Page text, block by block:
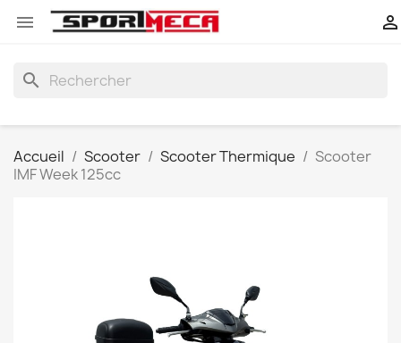
 
search
Accueil Scooter Scooter Thermique
Scooter
IMF Week 125cc